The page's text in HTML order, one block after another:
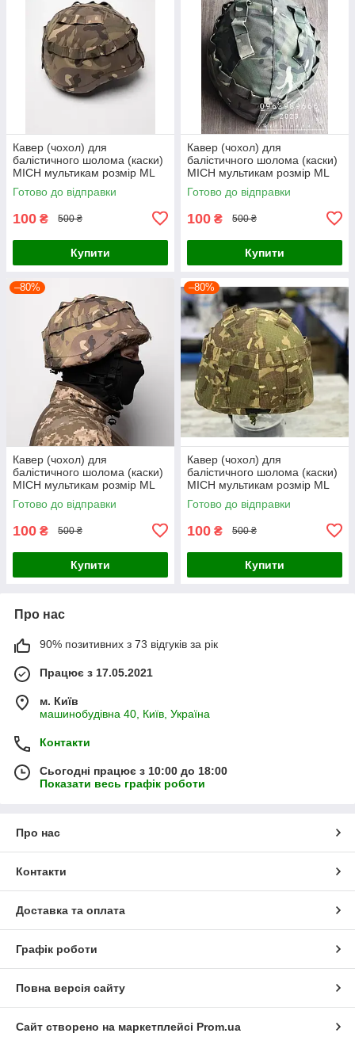
Кавер (чохол) для
балістичного шолома (каски)
MICH мультикам розмір МL
Готово до відправки
100 ₴ 500 ₴
Купити
Кавер (чохол) для
балістичного шолома (каски)
MICH мультикам розмір МL
Готово до відправки
100 ₴ 500 ₴
Купити
–80%
Кавер (чохол) для
балістичного шолома (каски)
MICH мультикам розмір МL
Готово до відправки
100 ₴ 500 ₴
Купити
–80%
Кавер (чохол) для
балістичного шолома (каски)
MICH мультикам розмір МL
Готово до відправки
100 ₴ 500 ₴
Купити
Про нас
90% позитивних з 73 відгуків за рік
Працює з 17.05.2021
м. Київ
машинобудівна 40, Київ, Україна
Контакти
Сьогодні працює з 10:00 до 18:00
Показати весь графік роботи
Про нас
Контакти
Доставка та оплата
Графік роботи
Повна версія сайту
Сайт створено на маркетплейсі Prom.ua